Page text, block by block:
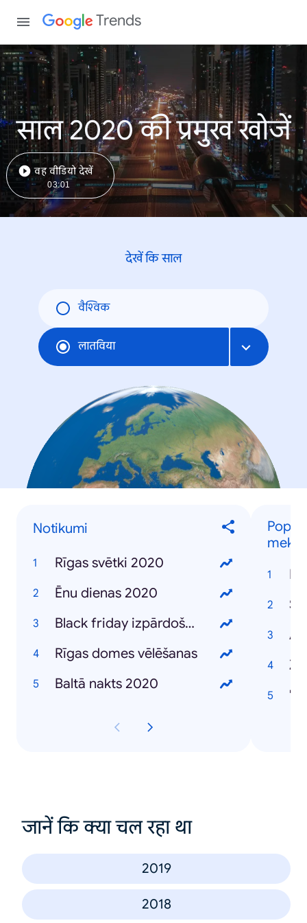
Trends
साल 2020 की प्रमुख खोजें
वह वीडियो देखें
03:01
देखें कि साल
वैश्विक
लातविया
Notikumi
Rīgas svētki 2020
Ēnu dienas 2020
Black friday izpārdošana
Rīgas domes vēlēšanas
Baltā nakts 2020
जानें कि क्या चल रहा था
2019
2018